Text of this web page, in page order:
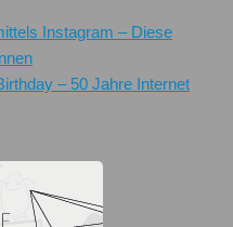
Instagram – Diese
– 50 Jahre Internet